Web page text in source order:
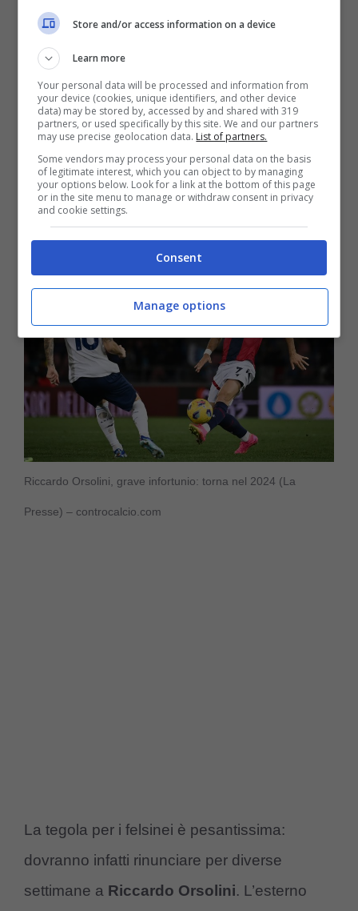
nuovo infortunioper riguardante la più
grande sorpresa di questo inizio di stagione:
Bologna di Thiago Motta. I rossoblù
occupano l’ottavo posto in classifica e sono
solamente a tre punti dalla zona Champions,
dopo aver incontrato praticamente tutte le
big.
Riccardo Orsolini, grave infortunio: torna nel 2024 (La
Presse) – controcalcio.com
La tegola per i felsinei è pesantissima:
dovranno infatti rinunciare per diverse
settimane a Riccardo Orsolini. L’esterno
Store and/or access information on a device
Learn more
Your personal data will be processed and information from
your device (cookies, unique identifiers, and other device
data) may be stored by, accessed by and shared with 319
partners, or used specifically by this site. We and our partners
may use precise geolocation data. List of partners.
Some vendors may process your personal data on the basis
of legitimate interest, which you can object to by managing
your options below. Look for a link at the bottom of this page
or in the site menu to manage or withdraw consent in privacy
and cookie settings.
Consent
Manage options